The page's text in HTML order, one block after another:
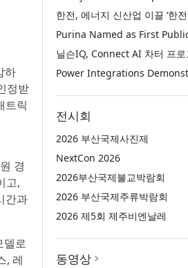
하
정받
트릭
경
고,
간과
델로
, 레
전시회
2026 부산국제사진제
NextCon 2026
2026부산국제불교박람회
2026 부산국제주류박람회
2026 제5회 제주비엔날레
동영상